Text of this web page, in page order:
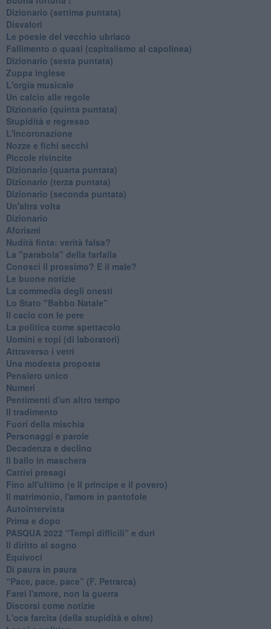
​Dizionario (settima puntata)
Disvalori
Le poesie del vecchio ubriaco
Fallimento o quasi (capitalismo al capolinea)
Dizionario (sesta puntata)
Zuppa inglese
L'orgia musicale
Un calcio alle regole
Dizionario (quinta puntata)
Stupidità e regresso
L'incoronazione
Nozze e fichi secchi
Piccole rivincite
​Dizionario (quarta puntata)
​Dizionario (terza puntata)
​Dizionario (seconda puntata)
Un'altra volta
Dizionario
Aforismi
Nudità finta: verità falsa?
La "parabola" della farfalla
Conosci il prossimo? E il male?
Le buone notizie
La commedia degli onesti
Lo Stato "Babbo Natale"
Il cacio con le pere
La politica come spettacolo
Uomini e topi (di laboratori)
Attraverso i vetri
Una modesta proposta
Pensiero unico
Numeri
Pentimenti d'un altro tempo
Il tradimento
Fuori della mischia
Personaggi e parole
Decadenza e declino
Il ballo in maschera
Cattivi presagi
Fino all'ultimo (e Il principe e il povero)
Il matrimonio, l'amore in pantofole
Autointervista
Prima e dopo
​PASQUA 2022 “Tempi difficili” e duri
Il diritto al sogno
Equivoci
Di paura in paura
​“Pace, pace, pace” (F. Petrarca)
Farei l'amore, non la guerra
Discorsi come notizie
L'oca farcita (della stupidità e oltre)